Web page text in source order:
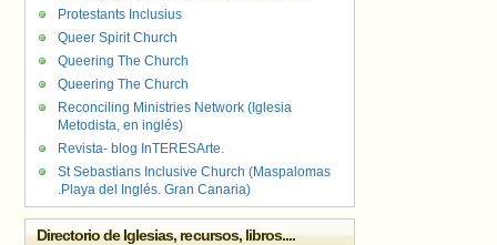
Protestants Inclusius
Queer Spirit Church
Queering The Church
Queering The Church
Reconciling Ministries Network (Iglesia
Metodista, en inglés)
Revista- blog InTERESArte.
St Sebastians Inclusive Church (Maspalomas
.Playa del Inglés. Gran Canaria)
Directorio de Iglesias, recursos, libros....